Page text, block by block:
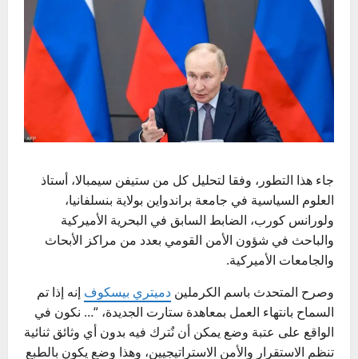
جاء هذا التطور، وفقا لتحليل كل من ستيفن سيمبالا، أستاذ
العلوم السياسية في جامعة براندواين بولاية بنسلفانيا،
ولورانس كورب، الضابط السابق في البحرية الأميركية
والباحث في شؤون الأمن القومي بعدد من مراكز الأبحاث
والجامعات الأميركية.
وصرح المتحدث باسم الكرملين دميتري بيسكوف إنه إذا تم
السماح بانتهاء العمل بمعاهدة ستارت الجديدة، “… نكون في
الواقع على عتبة وضع يمكن أن نٌترك فيه بدون أي وثائق ثنائية
تنظم الاستقرار والأمن الاستراتيجيين، وهذا وضع يكون بالطبع